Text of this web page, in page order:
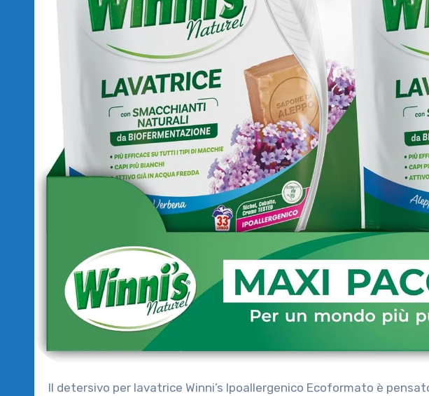
Il detersivo per lavatrice Winni’s Ipoallergenico Ecoformato è pensato per chi cerca un prodotto efficace,